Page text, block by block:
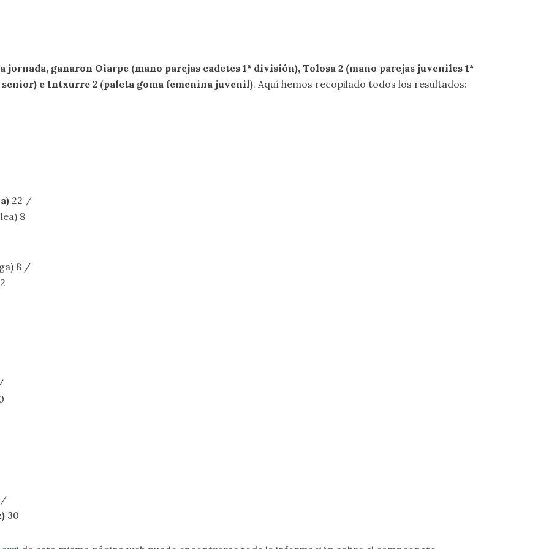
jornada, ganaron Oiarpe (mano parejas cadetes 1ª división), Tolosa 2 (mano parejas juveniles 1ª
e Intxurre 2 (paleta goma femenina juvenil). Aquí hemos recopilado todos los resultados:
22 /
8
8 /
/
30